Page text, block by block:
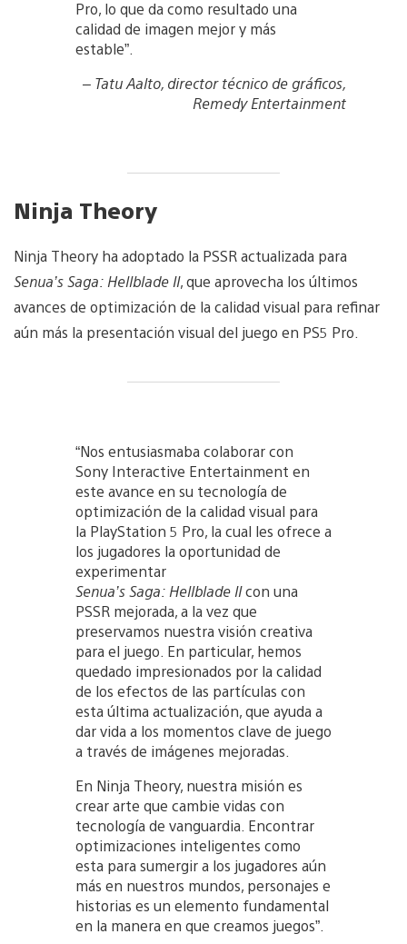
Pro, lo que da como resultado una
calidad de imagen mejor y más
estable”.
– Tatu Aalto, director técnico de gráficos,
Remedy Entertainment
Ninja Theory
Ninja Theory ha adoptado la PSSR actualizada para
Senua’s Saga: Hellblade II, que aprovecha los últimos
avances de optimización de la calidad visual para refinar
aún más la presentación visual del juego en PS5 Pro.
“Nos entusiasmaba colaborar con
Sony Interactive Entertainment en
este avance en su tecnología de
optimización de la calidad visual para
la PlayStation 5 Pro, la cual les ofrece a
los jugadores la oportunidad de
experimentar
Senua’s Saga: Hellblade IIcon una
PSSR mejorada, a la vez que
preservamos nuestra visión creativa
para el juego. En particular, hemos
quedado impresionados por la calidad
de los efectos de las partículas con
esta última actualización, que ayuda a
dar vida a los momentos clave de juego
a través de imágenes mejoradas.
En Ninja Theory, nuestra misión es
crear arte que cambie vidas con
tecnología de vanguardia. Encontrar
optimizaciones inteligentes como
esta para sumergir a los jugadores aún
más en nuestros mundos, personajes e
historias es un elemento fundamental
en la manera en que creamos juegos”.